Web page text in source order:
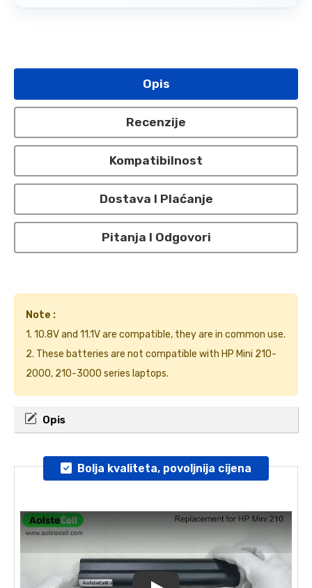
Opis
Recenzije
Kompatibilnost
Dostava I Plaćanje
Pitanja I Odgovori
Note :
1. 10.8V and 11.1V are compatible, they are in common use.
2. These batteries are not compatible with HP Mini 210-
2000, 210-3000 series laptops.
Opis
Bolja kvaliteta, povoljnija cijena